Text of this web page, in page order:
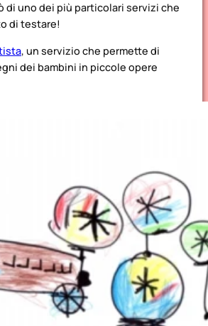
di uno dei più particolari servizi che
di testare!
, un servizio che permette di
dei bambini in piccole opere